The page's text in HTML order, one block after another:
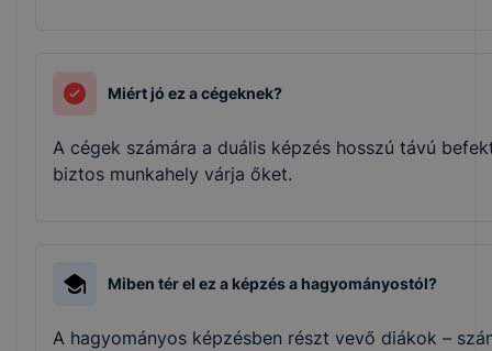
Miért jó ez a cégeknek?
A cégek számára a duális képzés hosszú távú
biztos munkahely várja őket.
Miben tér el ez a képzés a hagyományostól?
A hagyományos képzésben részt vevő diákok –